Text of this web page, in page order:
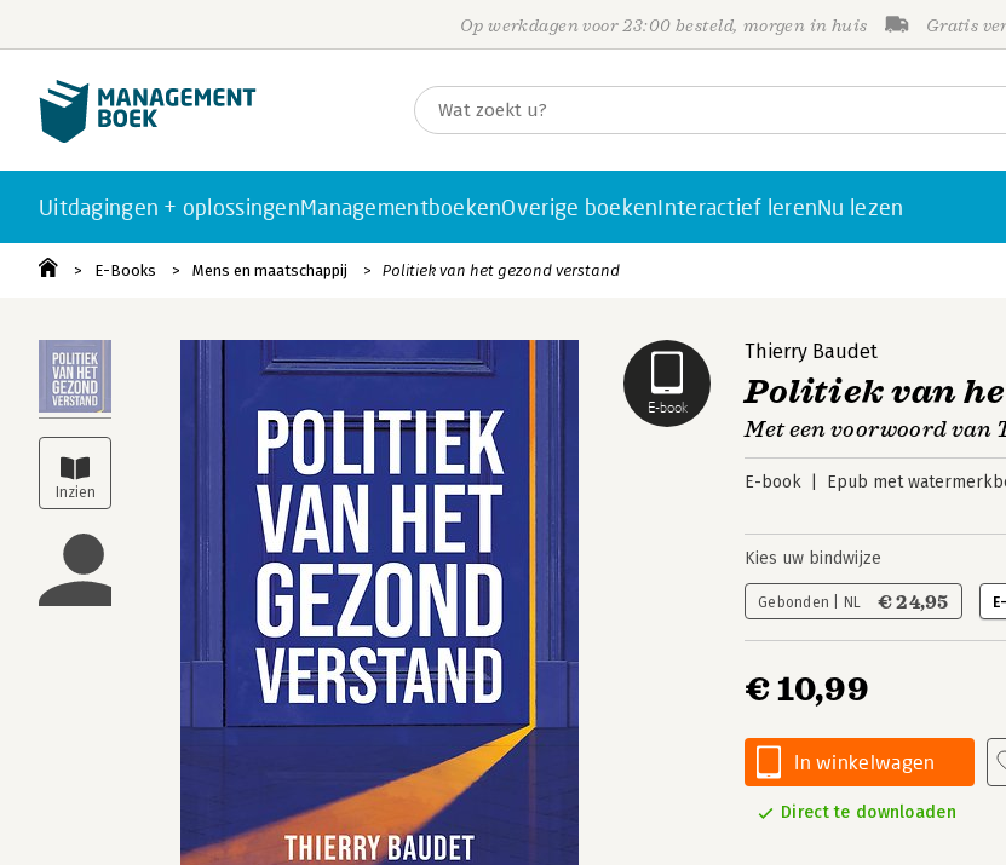
Op werkdagen voor 23:00 besteld, morgen in huis Gratis
Uitdagingen + oplossingenManagementboekenOverige boekenInteractief lerenNu lezen
E-Books Mens en maatschappij Politiek van het gezond verstand
E-book
Thierry Baudet
Politiek van
Met een voorwoord van
E-book Epub met
Kies uw bindwijze
Gebonden | NL € 24,95
€ 10,99
In winkelwagen
Direct te downloaden